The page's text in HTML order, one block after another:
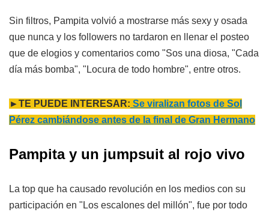
Sin filtros, Pampita volvió a mostrarse más sexy y osada
que nunca y los followers no tardaron en llenar el posteo
que de elogios y comentarios como "Sos una diosa, "Cada
día más bomba", "Locura de todo hombre", entre otros.
►TE PUEDE INTERESAR: Se viralizan fotos de Sol
Pérez cambiándose antes de la final de Gran Hermano
Pampita y un jumpsuit al rojo vivo
La top que ha causado revolución en los medios con su
participación en "Los escalones del millón", fue por todo